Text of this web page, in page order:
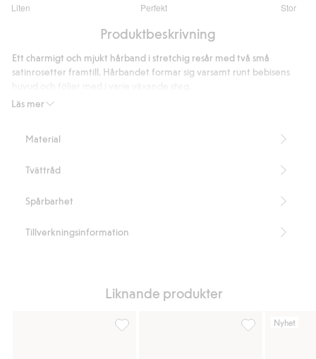
Liten Perfekt Stor
utav
10
betyg
Produktbeskrivning
Läs mer
Ett charmigt och mjukt hårband i stretchig resår med två små
satinrosetter framtill. Hårbandet formar sig varsamt runt bebisens
Innehåller 100% återvunnen polyester.
Material
Tvättråd
Spårbarhet
Tillverkningsinformation
Liknande produkter
Nyhet